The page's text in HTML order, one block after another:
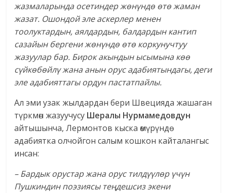
жазмаларында осетиндер жөнүндө өтө жаман
жазат. Ошондой эле аскерлер менен
тоолуктардын, аялдардын, балдардын кантип
сазайын бергени жөнүндө өтө коркунучтуу
жазуулар бар. Бирок акындын ысымына көө
сүйкөбөйлү жана анын орус адабиятындагы, деги
эле адабияттагы ордун пастатпайлы.
Ал эми узак жылдардан бери Швецияда жашаган
түркмөн жазуучусу Шералы Нурмамедовдун
айтышынча, Лермонтов кыска өмүрүндө
адабиятка олчойгон салым кошкон кайталангыс
инсан:
– Бардык орустар жана орус тилдүүлөр үчүн
Пушкиндин поэзиясы теңдешсиз экени